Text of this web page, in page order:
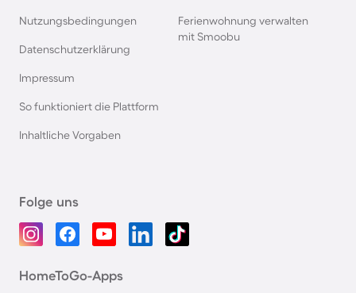
Nutzungsbedingungen
Datenschutzerklärung
Impressum
So funktioniert die Plattform
Inhaltliche Vorgaben
Ferienwohnung verwalten
mit Smoobu
Folge uns
HomeToGo-Apps